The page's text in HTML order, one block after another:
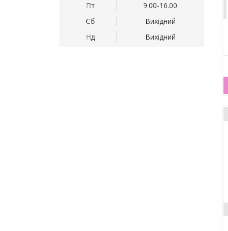
Пт
9.00-16.00
Сб
Вихідний
Нд
Вихідний